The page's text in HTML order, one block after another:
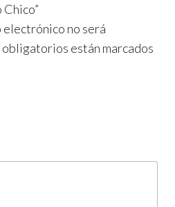
no será
obligatorios están marcados